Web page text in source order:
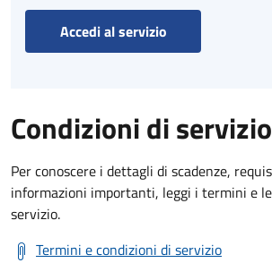
Accedi al servizio
Condizioni di servizio
Per conoscere i dettagli di scadenze,
informazioni importanti, leggi i termini e
servizio.
Termini e condizioni di servizio